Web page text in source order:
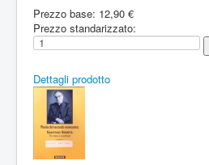
Prezzo base: 12,90 €
Prezzo standarizzato:
Dettagli prodotto